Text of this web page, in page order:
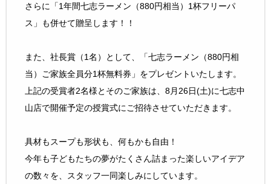
さらに「1年間七志ラーメン（880円相当）1杯フリーパ
ス」も併せて贈呈します！！
また、社長賞（1名）として、「七志ラーメン（880円相
当）ご家族全員分1杯無料券」をプレゼントいたします。
上記の受賞者2名様とそのご家族は、8月26日(土)に七志中
山店で開催予定の授賞式にご招待させていただきます。
具材もスープも形状も、何もかも自由！
今年も子どもたちの夢がたくさん詰まった楽しいアイデア
の数々を、スタッフ一同楽しみにしています。